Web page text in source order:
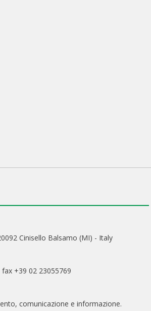
Cinisello Balsamo (MI) - Italy
+39 02 23055769
comunicazione e informazione.